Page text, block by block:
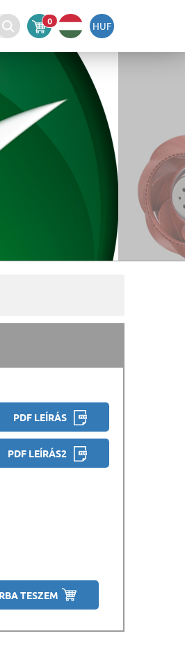
HUF
0
PDF LEÍRÁS
PDF LEÍRÁS2
TESZEM